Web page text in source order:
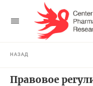
НАЗАД
Правовое